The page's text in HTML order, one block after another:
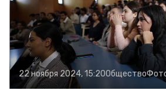
22 ноября 2024, 15:20Общество